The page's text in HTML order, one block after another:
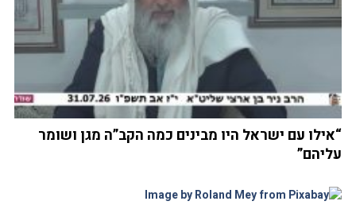
“אילו עם ישראל היו מבינים כמה הקב”ה מגן ושומר
עליהם”